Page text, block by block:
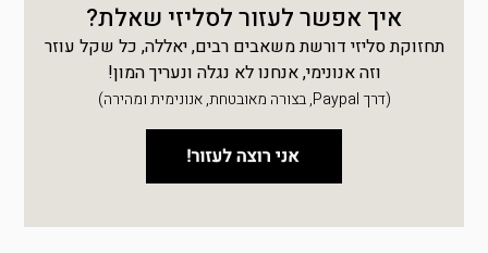
איך אפשר לעזור לסליזי שאלת?
תחזוקת סליזי דורשת משאבים רבים, יאללה, כל שקל עוזר
וזה אנונימי, אנחנו לא נגלה ונעריך המון!
(דרך Paypal, בצורה מאובטחת, אנונימית ומהירה)